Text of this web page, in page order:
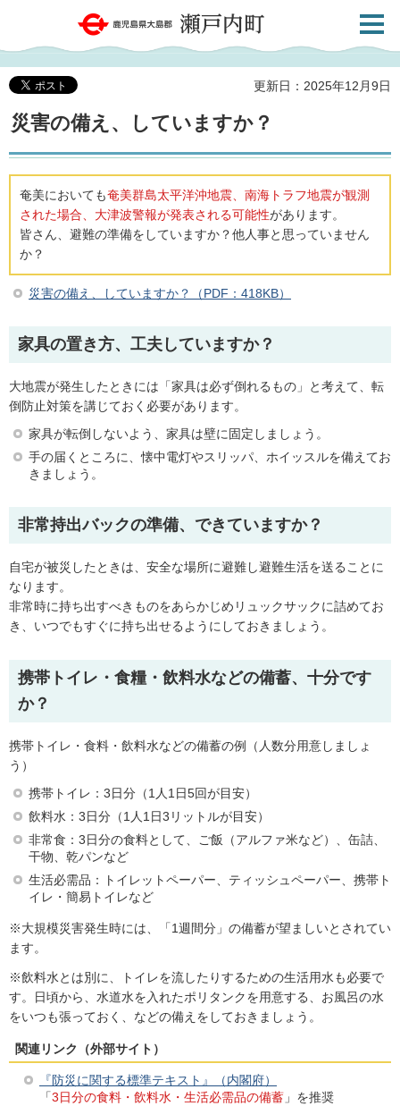
鹿児島県大島郡 瀬戸内町
共通メ
更新日：2025年12月9日
災害の備え、していますか？
奄美においても奄美群島太平洋沖地震、南海トラフ地震が観測
された場合、大津波警報が発表される可能性があります。
皆さん、避難の準備をしていますか？他人事と思っていません
か？
災害の備え、していますか？（PDF：418KB）
家具の置き方、工夫していますか？
大地震が発生したときには「家具は必ず倒れるもの」と考えて、転
倒防止対策を講じておく必要があります。
家具が転倒しないよう、家具は壁に固定しましょう。
手の届くところに、懐中電灯やスリッパ、ホイッスルを備えてお
きましょう。
非常持出バックの準備、できていますか？
自宅が被災したときは、安全な場所に避難し避難生活を送ることに
なります。
非常時に持ち出すべきものをあらかじめリュックサックに詰めてお
き、いつでもすぐに持ち出せるようにしておきましょう。
携帯トイレ・食糧・飲料水などの備蓄、十分です
か？
携帯トイレ・食料・飲料水などの備蓄の例（人数分用意しましょ
う）
携帯トイレ：3日分（1人1日5回が目安）
飲料水：3日分（1人1日3リットルが目安）
非常食：3日分の食料として、ご飯（アルファ米など）、缶詰、
干物、乾パンなど
生活必需品：トイレットペーパー、ティッシュペーパー、携帯ト
イレ・簡易トイレなど
※大規模災害発生時には、「1週間分」の備蓄が望ましいとされてい
ます。
※飲料水とは別に、トイレを流したりするための生活用水も必要で
す。日頃から、水道水を入れたポリタンクを用意する、お風呂の水
をいつも張っておく、などの備えをしておきましょう。
関連リンク（外部サイト）
『防災に関する標準テキスト』（内閣府）
「3日分の食料・飲料水・生活必需品の備蓄 」を推奨